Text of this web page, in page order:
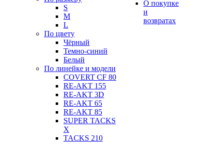
S
M
L
По цвету
Чёрный
Темно-синий
Белый
По линейке и модели
COVERT CF 80
RE-AKT 155
RE-AKT 3D
RE-AKT 65
RE-AKT 85
SUPER TACKS
X
TACKS 210
О покупке
и
возвратах